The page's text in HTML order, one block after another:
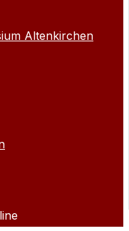
Altenkirchen